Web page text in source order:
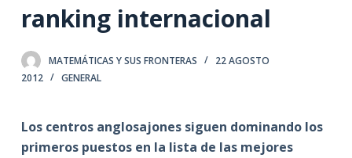
n
ranking internacional
MATEMÁTICAS Y SUS FRONTERAS
22 AGOSTO
2012
GENERAL
Los centros anglosajones siguen dominando los
primeros puestos en la lista de las mejores